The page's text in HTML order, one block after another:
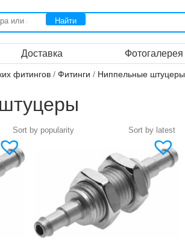
Доставка Фотогалерея
фитингов/ Фитинги / Ниппельные штуцеры